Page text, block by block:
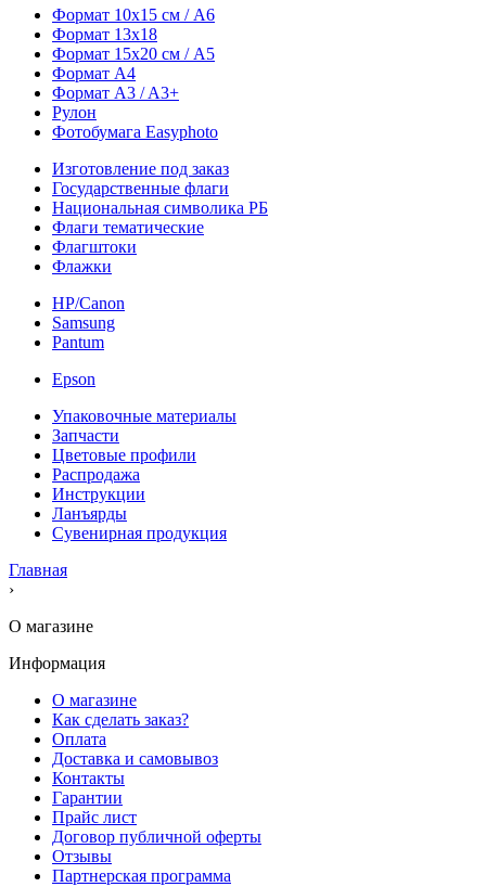
Формат 10х15 см / A6
Формат 13х18
Формат 15х20 см / A5
Формат А4
Формат A3 / A3+
Рулон
Фотобумага Easyphoto
Изготовление под заказ
Государственные флаги
Национальная символика РБ
Флаги тематические
Флагштоки
Флажки
HP/Canon
Samsung
Pantum
Epson
Упаковочные материалы
Запчасти
Цветовые профили
Распродажа
Инструкции
Ланъярды
Сувенирная продукция
Главная
›
О магазине
Информация
О магазине
Как сделать заказ?
Оплата
Доставка и самовывоз
Контакты
Гарантии
Прайс лист
Договор публичной оферты
Отзывы
Партнерская программа